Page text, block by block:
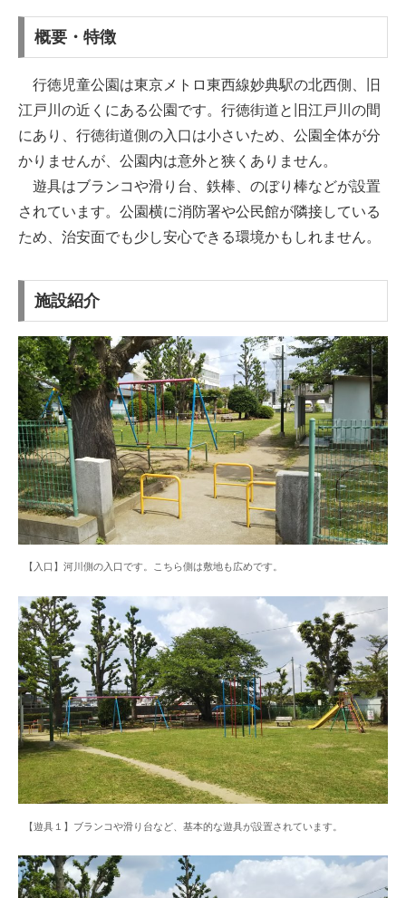
概要・特徴
行徳児童公園は東京メトロ東西線妙典駅の北西側、旧
江戸川の近くにある公園です。行徳街道と旧江戸川の間
にあり、行徳街道側の入口は小さいため、公園全体が分
かりませんが、公園内は意外と狭くありません。
遊具はブランコや滑り台、鉄棒、のぼり棒などが設置
されています。公園横に消防署や公民館が隣接している
ため、治安面でも少し安心できる環境かもしれません。
施設紹介
【入口】河川側の入口です。こちら側は敷地も広めです。
【遊具１】ブランコや滑り台など、基本的な遊具が設置されています。